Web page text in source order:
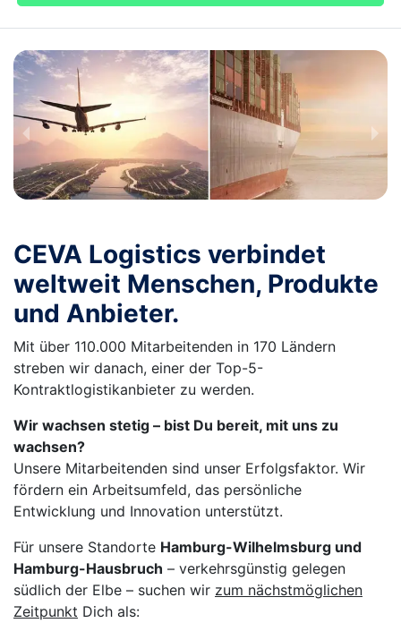
CEVA Logistics verbindet
weltweit Menschen, Produkte
und Anbieter.
Mit über 110.000 Mitarbeitenden in 170 Ländern
streben wir danach, einer der Top-5-
Kontraktlogistikanbieter zu werden.
Wir wachsen stetig – bist Du bereit, mit uns zu
wachsen?
Unsere Mitarbeitenden sind unser Erfolgsfaktor. Wir
fördern ein Arbeitsumfeld, das persönliche
Entwicklung und Innovation unterstützt.
Für unsere Standorte Hamburg-Wilhelmsburg und
Hamburg-Hausbruch – verkehrsgünstig gelegen
südlich der Elbe – suchen wir zum nächstmöglichen
Zeitpunkt Dich als: